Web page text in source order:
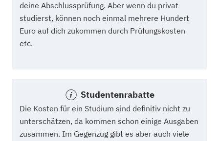
deine Abschlussprüfung. Aber wenn du privat
studierst, können noch einmal mehrere Hundert
Euro auf dich zukommen durch Prüfungskosten
etc.
Studentenrabatte
Die Kosten für ein Studium sind definitiv nicht zu
unterschätzen, da kommen schon einige Ausgaben
zusammen. Im Gegenzug gibt es aber auch viele